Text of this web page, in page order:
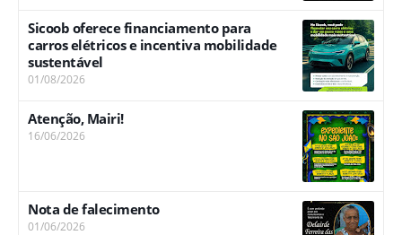
Sicoob oferece financiamento para
carros elétricos e incentiva mobilidade
sustentável
01/08/2026
Atenção, Mairi!
16/06/2026
Nota de falecimento
01/06/2026